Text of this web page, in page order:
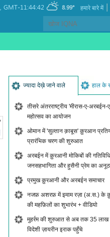
GMT-11:44:42 8.99° |
हमारे बारे में
ज्यादा देख़े जाने वाले हाल के
तीसरे अंतरराष्ट्रीय 'मीरास-ए-अरबईन-
महोत्सव का आयोजन
ओमान में 'सुल्तान क़ाबूस' क़ुरआन
प्रारंभिक चरण की शुरुआत
अरबईन में क़ुरआनी मोकिबों की
जनसहभागिता और हुसैनी प्रेम का
प्रमुख क़ुरआनी और अरबईन समाचार
नजफ़ अशरफ़ में इमाम रज़ा (अ.स.) के
की महफ़िलों का शुभारंभ + वीडियो
मुहर्रम की शुरुआत से अब तक 35
विदेशी ज़ायरीन इराक पहुँचे